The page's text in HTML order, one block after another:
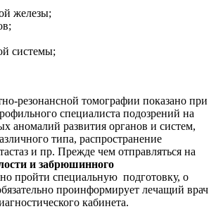
железы;
системы;
резонансной томографии показано при
специалиста подозрений на
аномалий развития органов и систем,
типа, распространение
и пр. Прежде чем отправляться на
и забрюшинного
пройти специальную подготовку, о
проинформирует лечащий врач
кабинета.